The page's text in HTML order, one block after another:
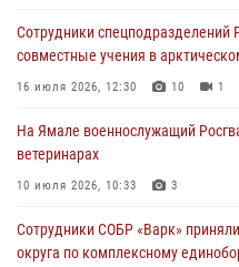
29 июля 2026, 10:39
Сотрудники СОБР «Варк» приняли
На Полярном круге Росгвардия
27 июля 2026, 09:04
Сотрудники
совместные учения в
16 июля 2026, 12:30 10 1
На Ямале военнослужащий
ветеринарах
10 июля 2026, 10:33 3
Сотрудники СОБР «Варк»
округа по комплексному